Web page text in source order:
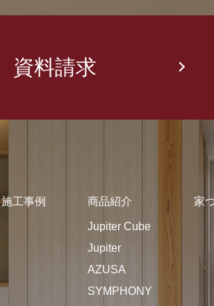
資料請求
施工事例 商品紹介
Jupiter Cube
Jupiter
AZUSA
SYMPHONY
家